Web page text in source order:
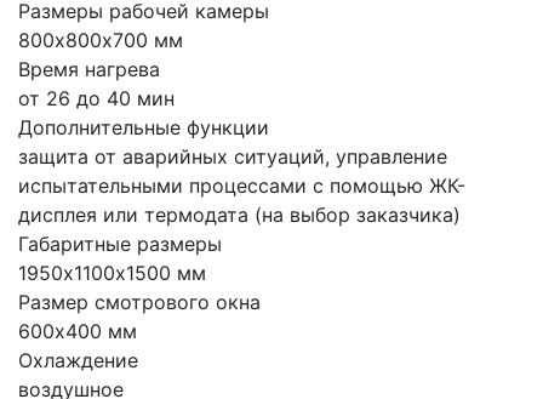
Размеры рабочей камеры
800х800х700 мм
Время нагрева
от 26 до 40 мин
Дополнительные функции
защита от аварийных ситуаций, управление
испытательными процессами с помощью ЖК-
дисплея или термодата (на выбор заказчика)
Габаритные размеры
1950х1100х1500 мм
Размер смотрового окна
600х400 мм
Охлаждение
воздушное